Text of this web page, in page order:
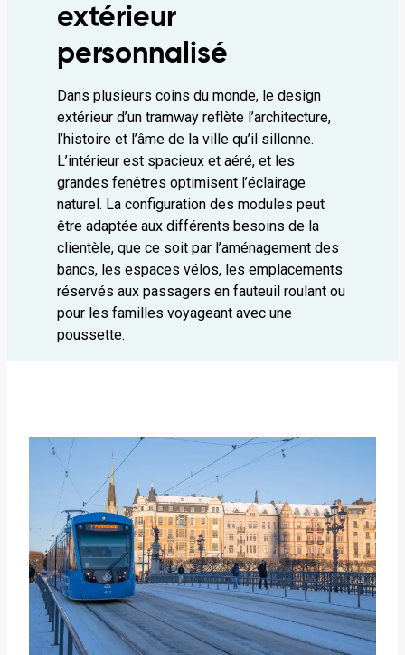
extérieur
personnalisé
Dans plusieurs coins du monde, le design
extérieur d’un tramway reflète l’architecture,
l’histoire et l’âme de la ville qu’il sillonne.
L’intérieur est spacieux et aéré, et les
grandes fenêtres optimisent l’éclairage
naturel. La configuration des modules peut
être adaptée aux différents besoins de la
clientèle, que ce soit par l’aménagement des
bancs, les espaces vélos, les emplacements
réservés aux passagers en fauteuil roulant ou
pour les familles voyageant avec une
poussette.
Qu’est-
ce
qu’un
tramway?